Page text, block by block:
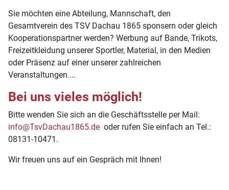
Sie möchten eine Abteilung, Mannschaft, den
Gesamtverein des TSV Dachau 1865 sponsern oder gleich
Kooperationspartner werden? Werbung auf Bande, Trikots,
Freizeitkleidung unserer Sportler, Material, in den Medien
oder Präsenz auf einer unserer zahlreichen
Veranstaltungen....
Bei uns vieles möglich!
Bitte wenden Sie sich an die Geschäftsstelle per Mail:
info@TsvDachau1865.de oder rufen Sie einfach an Tel.:
08131-10471.
Wir freuen uns auf ein Gespräch mit Ihnen!